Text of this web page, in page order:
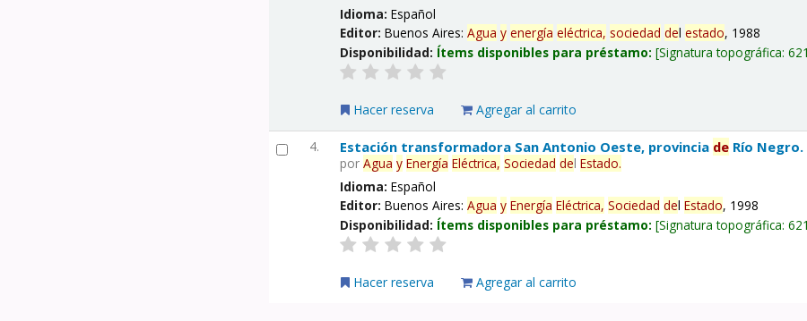
Idioma:Español
Editor:Buenos Aires:Agua y energía eléctrica, sociedad delestado, 1988
Disponibilidad: Ítems disponibles para préstamo: Signatura topográfica:
Hacer reserva Agregar al carrito
4. Estación transformadora San Antonio Oeste, provincia de Río Negro.
porAgua y Energía Eléctrica, Sociedad delEstado.
Idioma:Español
Editor:Buenos Aires:Agua y Energía Eléctrica, Sociedad delEstado, 1998
Disponibilidad: Ítems disponibles para préstamo: Signatura topográfica:
Hacer reserva Agregar al carrito